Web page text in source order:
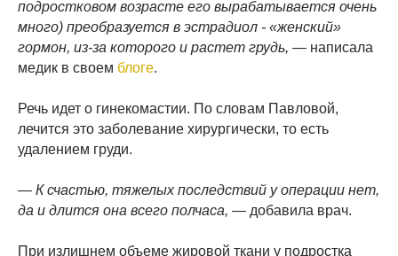
подростковом возрасте его вырабатывается очень
много) преобразуется в эстрадиол - «женский»
гормон, из-за которого и растет грудь, — написала
медик в своем блоге.
Речь идет о гинекомастии. По словам Павловой,
лечится это заболевание хирургически, то есть
удалением груди.
— К счастью, тяжелых последствий у операции нет,
да и длится она всего полчаса, — добавила врач.
При излишнем объеме жировой ткани у подростка